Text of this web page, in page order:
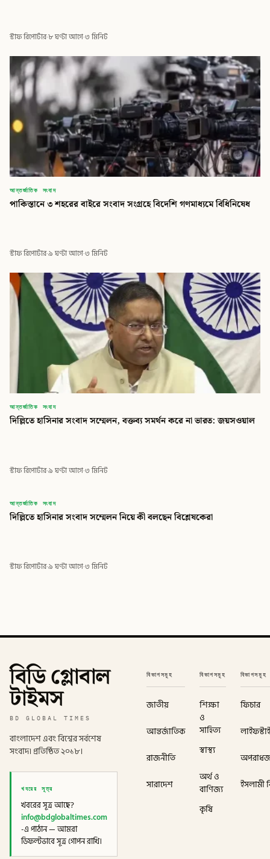
স্টাফ রিপোর্টার·৮ ঘণ্টা আগে·৩ মিনিট
আন্তর্জাতিক সংবাদ
পাকিস্তানে ৩ শহরের বাইরে সংবাদ সংগ্রহে বিদেশি গণমাধ্যমে বিধিনিষেধ
স্টাফ রিপোর্টার·৯ ঘণ্টা আগে·৩ মিনিট
আন্তর্জাতিক সংবাদ
দিল্লিতে হাসিনার সংবাদ সম্মেলন, বক্তব্য সমর্থন করে না ভারত: জয়সওয়াল
স্টাফ রিপোর্টার·৯ ঘণ্টা আগে·৩ মিনিট
বিডি
বিডি গ্লোবাল টাইমস
আন্তর্জাতিক সংবাদ
দিল্লিতে হাসিনার সংবাদ সম্মেলন নিয়ে কী বলছেন বিশ্লেষকেরা
স্টাফ রিপোর্টার·৯ ঘণ্টা আগে·৩ মিনিট
বিডি গ্লোবাল
টাইমস
BD GLOBAL TIMES
বাংলাদেশ এবং বিশ্বের সর্বশেষ
সংবাদ। প্রতিষ্ঠিত ২০১৮।
খবরের সূত্র
খবরের সূত্র আছে?
info@bdglobaltimes.com
-এ পাঠান — আমরা
ডিফল্টভাবে সূত্র গোপন রাখি।
বিভাগসমূহ
জাতীয়
আন্তর্জাতিক
রাজনীতি
সারাদেশ
বিভাগসমূহ
শিক্ষা
ও
সাহিত্য
স্বাস্থ্য
অর্থ ও
বাণিজ্য
কৃষি
বিভাগসমূহ
ফিচার
ইসলামী